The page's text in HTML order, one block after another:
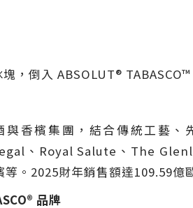
，倒入 ABSOLUT®
香檳集團，結合傳統工藝
、Royal Salute、The
2025財年銷售額達109.59億
品牌